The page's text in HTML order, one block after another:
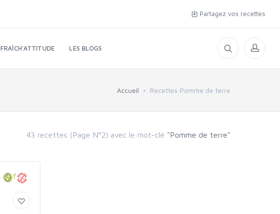
Partagez vos recettes
FRAÎCH'ATTITUDE LES BLOGS
Accueil Recettes Pomme de terre
43 recettes (Page N°2) avec le mot-clé "Pomme de terre"